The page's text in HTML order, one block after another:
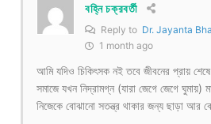
বহ্নি চক্রবর্তী
Reply to Dr. Jayanta
1 month ago
আমি যদিও চিকিৎসক নই তবে জীবনের প্রায়
সমাজে যখন নিদ্রামগ্ন (যারা জেগে জেগে ঘুমায়)
নিজেকে বোঝানো সতন্ত্র থাকার জন্য ছাড়া আর